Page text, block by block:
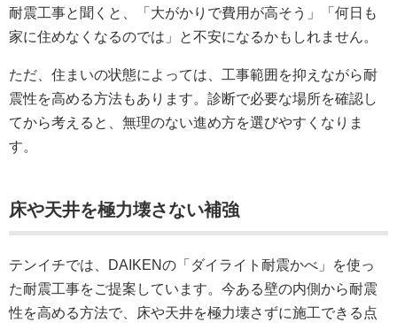
耐震工事と聞くと、「大がかりで費用が高そう」「何日も
家に住めなくなるのでは」と不安になるかもしれません。
ただ、住まいの状態によっては、工事範囲を抑えながら耐
震性を高める方法もあります。診断で必要な場所を確認し
てから考えると、無理のない進め方を選びやすくなりま
す。
床や天井を極力壊さない補強
テンイチでは、DAIKENの「ダイライト耐震かべ」を使っ
た耐震工事をご提案しています。今ある壁の内側から耐震
性を高める方法で、床や天井を極力壊さずに施工できる点